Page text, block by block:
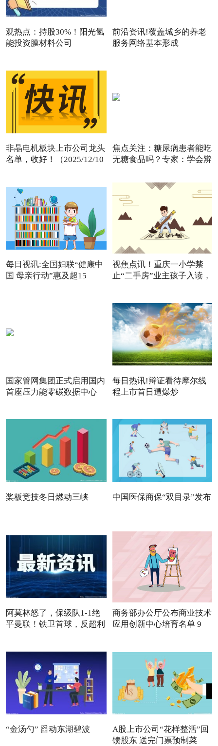
观热点：持股30%！阳光氢
能投资膜材料公司
前沿资讯!覆盖城乡的养老
服务网络基本形成
非晶电机板块上市公司龙头
名单，收好！（2025/12/10
焦点关注：糖尿病患者能吃
无糖食品吗？专家：学会辨
每日视讯:全国妇联“健康中
国 母亲行动”惠及超15
视焦点讯！重庆一小学禁
止“二手房”业主孩子入读，
国家管网集团正式启用国内
首座压力能零碳数据中心
每日热讯!辩证看待摩尔线
程上市首日遭爆炒
桨板竞技冬日燃动三峡 中国医保商保“双目录”发布
阿莫林怒了，保级队1-1绝
平曼联！铁卫首球，反超利
商务部办公厅公布商业技术
应用创新中心培育名单 9
“金汤勺” 舀动东湖碧波
A股上市公司“花样整活”回
馈股东 送完门票预制菜